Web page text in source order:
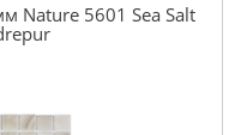
Nature 5601 Sea Salt